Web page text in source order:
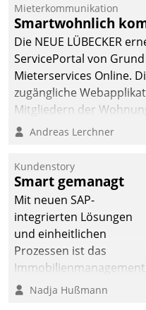
deutscher
Wohnungsunternehmen
– und beschleunigt
den Weg vom
Mieteranliegen zum
Dienstleisterauftrag.
Mieterkommunikation
Smartwohnlich
Die NEUE LÜBECKER
ServicePortal von
Mieterservices Online.
zugängliche
Mitgliedern der
Kontaktaufnahme per
Andreas Lerchner
Kundenstory
Smart gemanagt
Mit neuen SAP-
integrierten Lösungen
und einheitlichen
Prozessen ist das
Immobilienmanagement
der Bayerischen
Nadja Hußmann